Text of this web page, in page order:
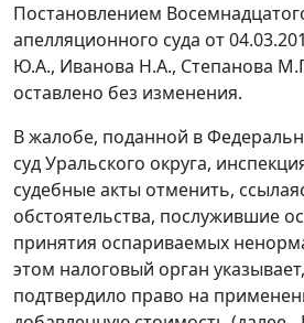
Постановлением
апелляционного суда от
Ю.А., Иванова Н.А., Степанова
оставлено без изменения.
В жалобе, поданной в
суд Уральского округа,
судебные акты отменить,
обстоятельства, послужившие
принятия оспариваемых
этом налоговый орган
подтвердило право на